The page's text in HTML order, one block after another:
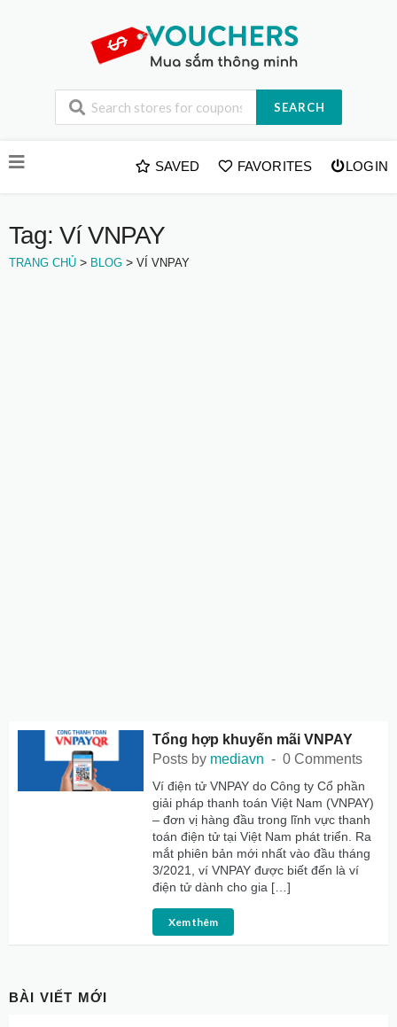
SEARCH
to
SAVED FAVORITES LOGIN
Tag: Ví VNPAY
TRANG CHỦ > BLOG > VÍ VNPAY
Tổng hợp khuyến mãi VNPAY
Posts by mediavn 0 Comments
Ví điện tử VNPAY do Công ty Cổ phần
giải pháp thanh toán Việt Nam (VNPAY)
– đơn vị hàng đầu trong lĩnh vực thanh
toán điện tử tại Việt Nam phát triển. Ra
mắt phiên bản mới nhất vào đầu tháng
3/2021, ví VNPAY được biết đến là ví
điện tử dành cho gia […]
Xem thêm
BÀI VIẾT MỚI